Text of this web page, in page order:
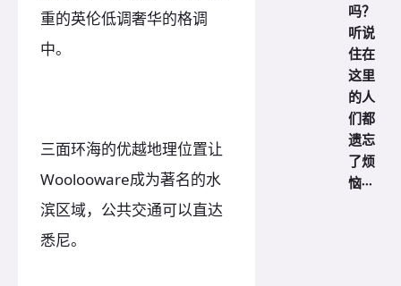
重的英伦低调奢华的格调
中。
三面环海的优越地理位置让
Woolooware成为著名的水
滨区域，公共交通可以直达
悉尼。
吗？
听说
住在
这里
的人
们都
遗忘
了烦
恼···